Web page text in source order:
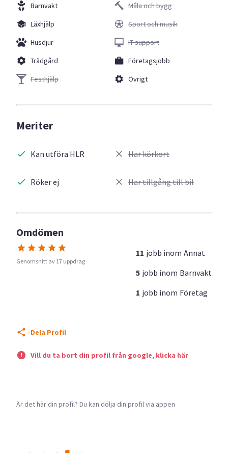
Barnvakt
Läxhjälp
Husdjur
Trädgård
Festhjälp
Måla och bygg
Sport och musik
IT support
Företagsjobb
Övrigt
Meriter
Kan utföra HLR
Röker ej
Har körkort
Har tillgång till bil
Omdömen
Genomsnitt av 17 uppdrag
11 jobb inom Annat
5 jobb inom Barnvakt
1 jobb inom Företag
Dela Profil
Vill du ta bort din profil från google, klicka här
Är det här din profil? Du kan dölja din profil via appen